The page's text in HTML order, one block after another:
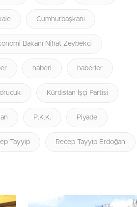
Cumhurbaşkanı
Bakanı Nihat Zeybekci
haberi haberler
Kürdistan İşçi Partisi
P.K.K. Piyade
Tayyip Recep Tayyip Erdoğan